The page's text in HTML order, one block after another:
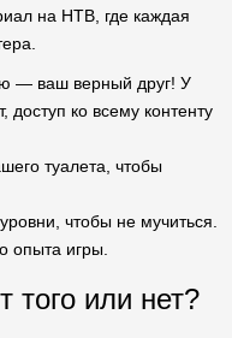
на НТВ, где каждая
— ваш верный друг! У
доступ ко всему контенту
туалета, чтобы
чтобы не мучиться.
опыта игры.
того или нет?